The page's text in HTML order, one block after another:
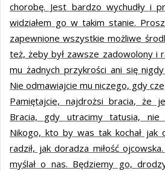
chorobę. Jest bardzo wychudły i
widziałem go w takim stanie.
zapewnione wszystkie możliwe
też, żeby był zawsze zadowolony i
mu żadnych przykrości ani się
Nie odmawiajcie mu niczego, gdy
Pamiętajcie, najdrożsi bracia, że
Bracia, gdy utracimy tatusia, nie
Nikogo, kto by was tak kochał jak
radził, jak doradza miłość
myślał o nas. Będziemy go,